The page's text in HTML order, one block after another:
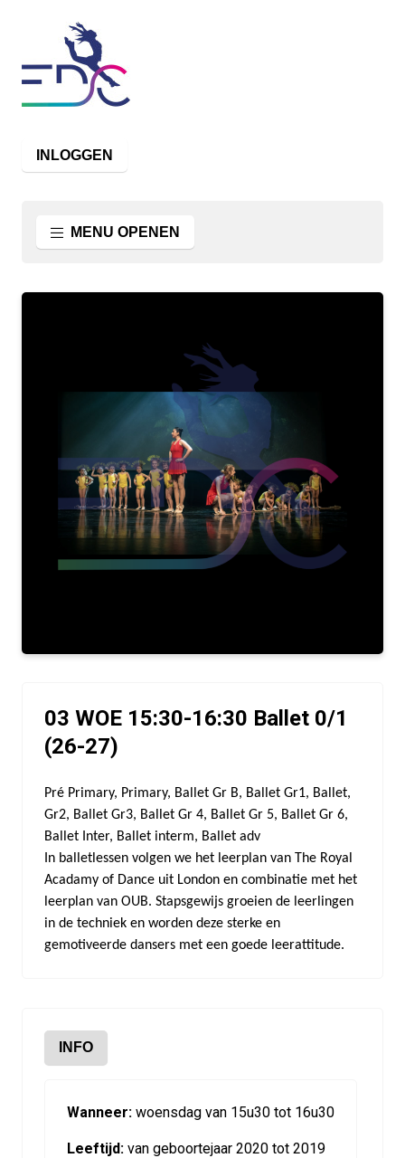
INLOGGEN
MENU OPENEN
03 WOE 15:30-16:30 Ballet 0/1
(26-27)
Pré Primary, Primary, Ballet Gr B, Ballet Gr1, Ballet,
Gr2, Ballet Gr3, Ballet Gr 4, Ballet Gr 5, Ballet Gr 6,
Ballet Inter, Ballet interm, Ballet adv
In balletlessen volgen we het leerplan van The Royal
Acadamy of Dance uit London en combinatie met het
leerplan van OUB. Stapsgewijs groeien de leerlingen
in de techniek en worden deze sterke en
gemotiveerde dansers met een goede leerattitude.
INFO
Wanneer: woensdag van 15u30 tot 16u30
Leeftijd: van geboortejaar 2020 tot 2019